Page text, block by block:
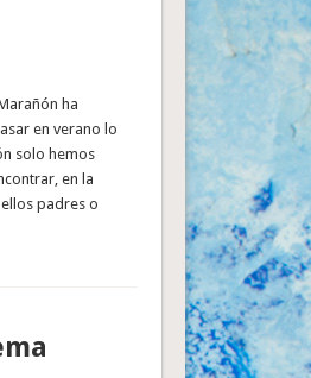
ha
en verano lo
solo hemos
en la
padres o